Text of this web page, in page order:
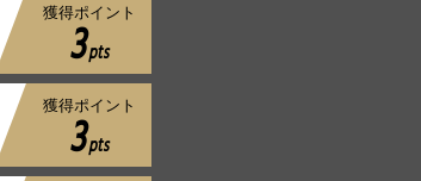
獲得ポイント
3pts
獲得ポイント
3pts